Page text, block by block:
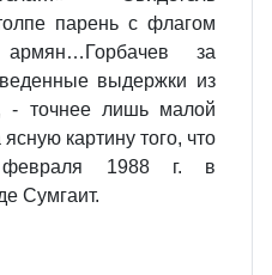
парень с флагом
за
выдержки из
- точнее лишь малой
картину того, что
февраля 1988 г. в
Сумгаит.